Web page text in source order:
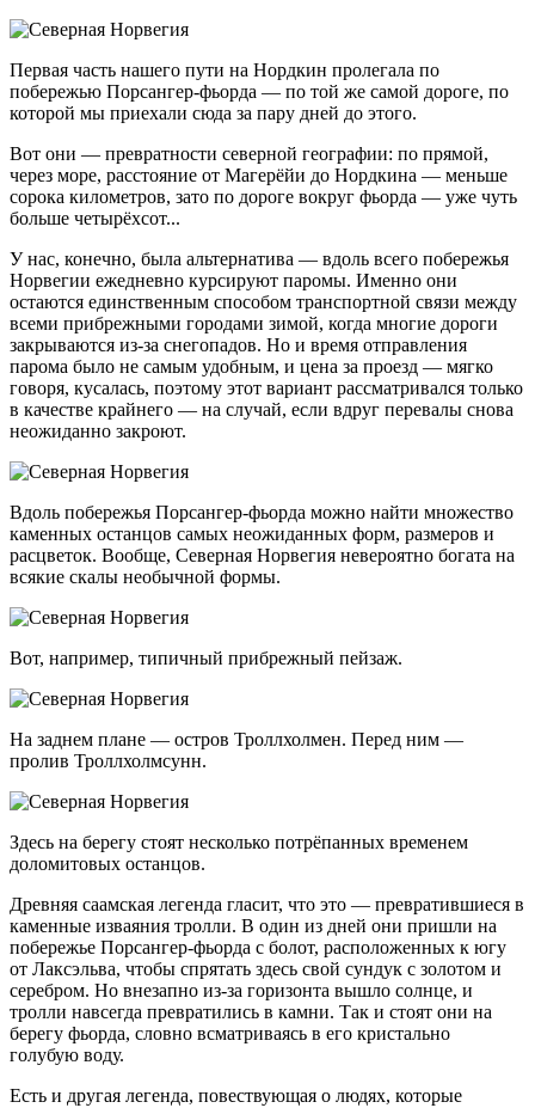
Первая часть нашего пути на Нордкин пролегала по
побережью Порсангер-фьорда — по той же самой дороге, по
которой мы приехали сюда за пару дней до этого.
Вот они — превратности северной географии: по прямой,
через море, расстояние от Магерёйи до Нордкина — меньше
сорока километров, зато по дороге вокруг фьорда — уже чуть
больше четырёхсот...
У нас, конечно, была альтернатива — вдоль всего побережья
Норвегии ежедневно курсируют паромы. Именно они
остаются единственным способом транспортной связи между
всеми прибрежными городами зимой, когда многие дороги
закрываются из-за снегопадов. Но и время отправления
парома было не самым удобным, и цена за проезд — мягко
говоря, кусалась, поэтому этот вариант рассматривался только
в качестве крайнего — на случай, если вдруг перевалы снова
неожиданно закроют.
Вдоль побережья Порсангер-фьорда можно найти множество
каменных останцов самых неожиданных форм, размеров и
расцветок. Вообще, Северная Норвегия невероятно богата на
всякие скалы необычной формы.
Вот, например, типичный прибрежный пейзаж.
На заднем плане — остров Троллхолмен. Перед ним —
пролив Троллхолмсунн.
Здесь на берегу стоят несколько потрёпанных временем
доломитовых останцов.
Древняя саамская легенда гласит, что это — превратившиеся в
каменные изваяния тролли. В один из дней они пришли на
побережье Порсангер-фьорда с болот, расположенных к югу
от Лаксэльва, чтобы спрятать здесь свой сундук с золотом и
серебром. Но внезапно из-за горизонта вышло солнце, и
тролли навсегда превратились в камни. Так и стоят они на
берегу фьорда, словно всматриваясь в его кристально
голубую воду.
Есть и другая легенда, повествующая о людях, которые